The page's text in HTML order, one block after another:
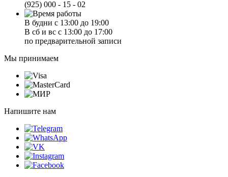
(925) 000 - 15 - 02
В будни с 13:00 до 19:00
В сб и вс с 13:00 до 17:00
по предварительной записи
Мы принимаем
Напишите нам